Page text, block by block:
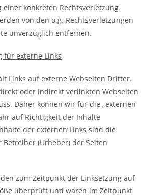
konkreten Rechtsverletzung
von den o.g. Rechtsverletzungen
unverzüglich entfernen.
für externe Links
Links auf externe Webseiten Dritter.
oder indirekt verlinkten Webseiten
Daher können wir für die „externen
auf Richtigkeit der Inhalte
der externen Links sind die
(Urheber) der Seiten
zum Zeitpunkt der Linksetzung auf
überprüft und waren im Zeitpunkt